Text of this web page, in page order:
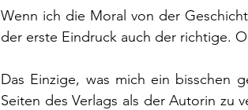
Wenn ich die Moral von der
der erste Eindruck auch der richtige.
Das Einzige, was mich ein bisschen
Seiten des Verlags als der Autorin zu